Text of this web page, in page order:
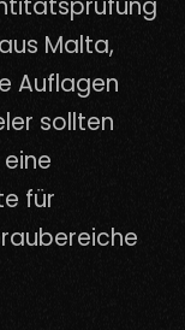
Malta,
Auflagen
sollten
für